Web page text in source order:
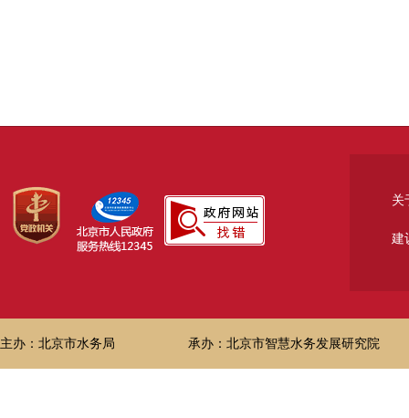
关
建
主办：北京市水务局 承办：北京市智慧水务发展研究院